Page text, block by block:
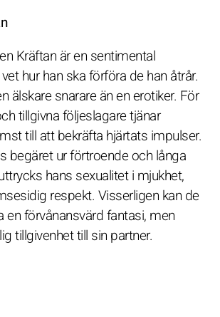
Kräftan är en sentimental
hur han ska förföra de han åtrår.
älskare snarare än en erotiker. För
tillgivna följeslagare tjänar
till att bekräfta hjärtats impulser.
begäret ur förtroende och långa
hans sexualitet i mjukhet,
respekt. Visserligen kan de
en förvånansvärd fantasi, men
tillgivenhet till sin partner.